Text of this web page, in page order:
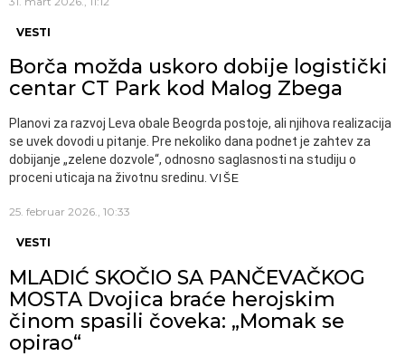
VESTI
Borča možda uskoro dobije logistički
centar CT Park kod Malog Zbega
Planovi za razvoj Leva obale Beogrda postoje, ali njihova realizacija
se uvek dovodi u pitanje. Pre nekoliko dana podnet je zahtev za
dobijanje „zelene dozvole“, odnosno saglasnosti na studiju o
proceni uticaja na životnu sredinu. VIŠE
25. februar 2026., 10:33
VESTI
MLADIĆ SKOČIO SA PANČEVAČKOG
MOSTA Dvojica braće herojskim
činom spasili čoveka: „Momak se
opirao“